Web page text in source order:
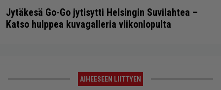
Jytäkesä Go-Go jytisytti Helsingin Suvilahtea –
Katso hulppea kuvagalleria viikonlopulta
AIHEESEEN LIITTYEN